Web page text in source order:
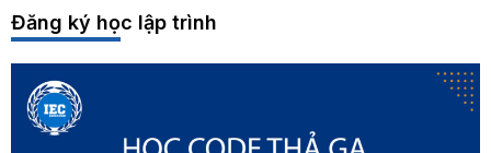
Đăng ký học lập trình